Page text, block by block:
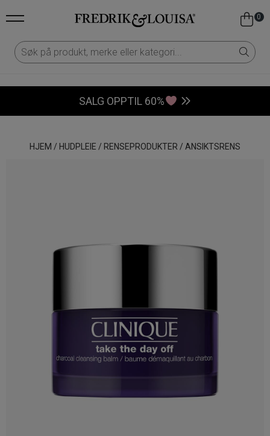
0
SALG OPPTIL 60%
HJEM / HUDPLEIE / RENSEPRODUKTER / ANSIKTSRENS